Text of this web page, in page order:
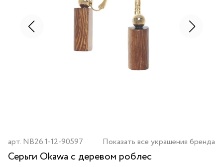
арт. NB26.1-12-90597 Показать все украшения бренда
Серьги Okawa с деревом роблес